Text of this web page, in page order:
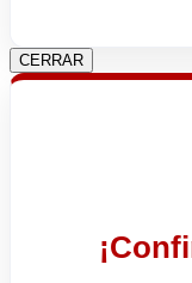
CERRAR